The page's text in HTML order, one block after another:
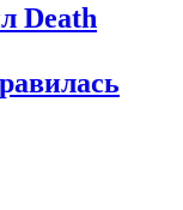
Death